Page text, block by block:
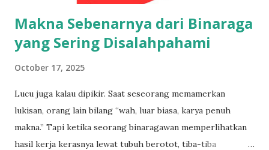
karena kemampu...
Makna Sebenarnya dari Binaraga
yang Sering Disalahpahami
October 17, 2025
Lucu juga kalau dipikir. Saat seseorang memamerkan
lukisan, orang lain bilang “wah, luar biasa, karya penuh
makna.” Tapi ketika seorang binaragawan memperlihatkan
hasil kerja kerasnya lewat tubuh berotot, tiba-tiba